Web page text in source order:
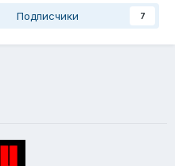
Подписчики 7